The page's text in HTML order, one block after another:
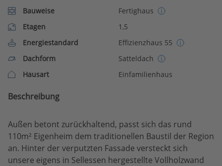
Bauweise
Fertighaus
Etagen
1,5
Energiestandard
Effizienzhaus 55
Dachform
Satteldach
Hausart
Einfamilienhaus
Beschreibung
Außen betont zurückhaltend, passt sich das rund
110m² Eigenheim dem traditionellen Baustil der Region
an. Hinter der verputzten Fassade versteckt sich
unsere eigens in Sellessen hergestellte Vollholzwand